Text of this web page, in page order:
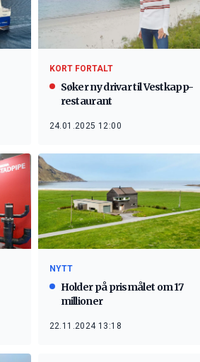
KORT FORTALT
Søker ny drivar til Vestkapp-
restaurant
24.01.2025 12:00
NYTT
Holder på prismålet om 17
millioner
22.11.2024 13:18